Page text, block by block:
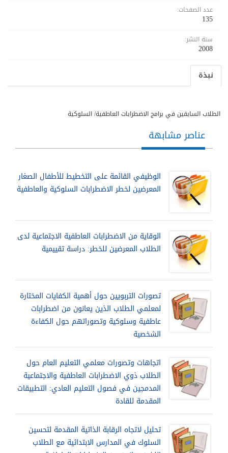
عدد الصفحات:
135
سنة النشر:
2008
نبذة
الطلاب السابقين في برامج الاضطرابات العاطفية/ السلوكية
عناصر مشابهة
الوظيفي القائمة على التخطيط للأطفال الصغار
المعرضين لخطر الاضطرابات السلوكية والعاطفية
الوقاية من الاضطرابات العاطفية الاجتماعية لدى
الطلاب المعرضين للخطر: دراسة تقييمية
تصورات التربويين حول أهمية الكفايات المختارة
لمعلمي الطلاب الذين يعانون من اضطرابات
عاطفية وسلوكية وتصوراتهم حول الكفاءة
الشخصية
اتجاهات وتصورات معلمي التعليم العام حول
الطلاب ذوي الاضطرابات العاطفية والاجتماعية
المدمجين في فصول التعليم العادي: التطبيقات
المقدمة للقادة
تحليل لاتجاه الرقابة الذاتية المقدمة لتحسين
السلوك في المدارس الابتدائية مع الطلاب